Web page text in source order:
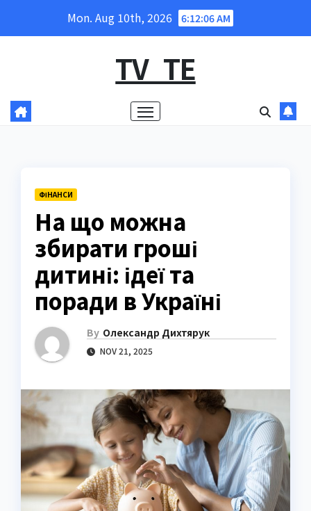
Mon. Aug 10th, 2026 6:12:07 AM
TV_TE
ФІНАНСИ
На що можна
збирати гроші
дитині: ідеї та
поради в Україні
By Олександр Дихтярук
NOV 21, 2025